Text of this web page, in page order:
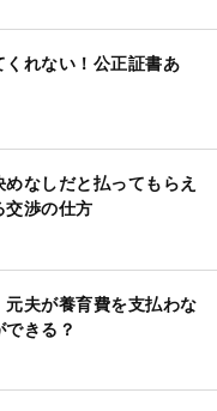
れない！公正証書あ
なしだと払ってもらえ
交渉の仕方
夫が養育費を支払わな
きる？